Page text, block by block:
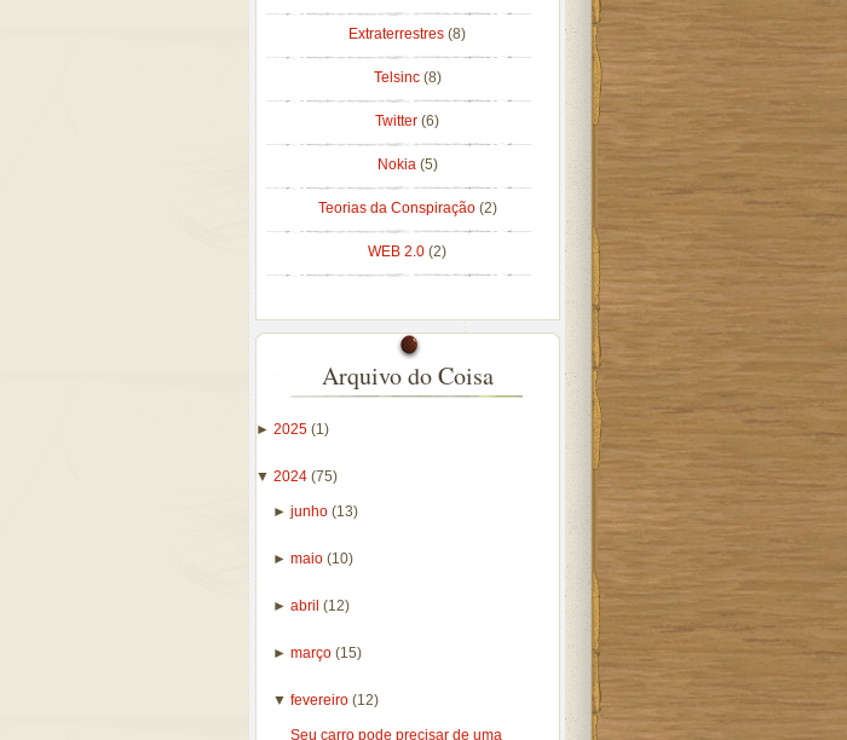
Extraterrestres (8)
Telsinc (8)
Twitter (6)
Nokia (5)
Teorias da Conspiração (2)
WEB 2.0 (2)
Arquivo do Coisa
► 2025 (1)
▼ 2024 (75)
► junho (13)
► maio (10)
► abril (12)
► março (15)
▼ fevereiro (12)
Seu carro pode precisar de uma